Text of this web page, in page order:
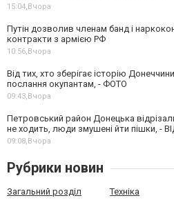
15:04,Вчора
Путін дозволив членам банд і
контракти з армією РФ
10:56,Вчора
Від тих, хто зберігає історію
послання окупантам, - ФОТО
09:43,Вчора
Петровський район Донецька
не ходить, люди змушені йти пішки, -
09:08,Вчора
Рубрики новин
Загальний розділ Техніка